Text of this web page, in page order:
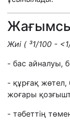
Жиі ( ³1/100 -
- бас айналуы,
- құрғақ жөтел,
жоғары
- тәбеттің